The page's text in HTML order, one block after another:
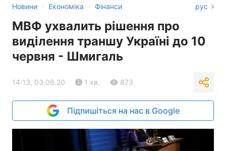
Новини › Економіка › Фінанси рус
МВФ ухвалить рішення про
виділення траншу Україні до 10
червня - Шмигаль
14:13, 03.06.20 1 хв. 873
Підпишіться на нас в Google